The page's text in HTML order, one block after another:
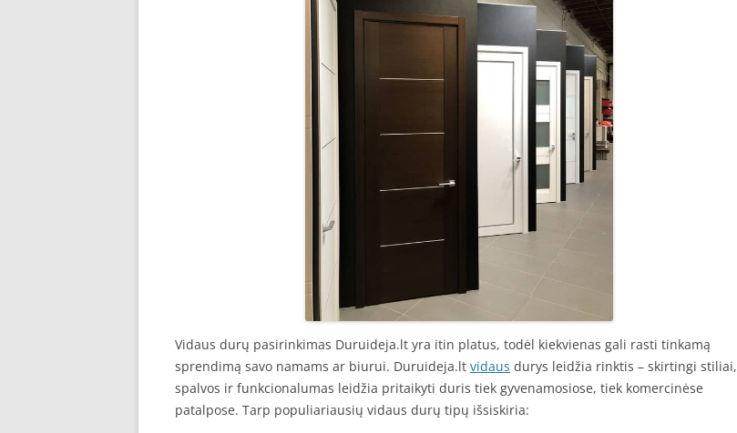
Vidaus durų pasirinkimas Duruideja.lt yra itin platus, todėl kiekvienas gali rasti tinkamą
sprendimą savo namams ar biurui. Duruideja.lt vidaus durys leidžia rinktis – skirtingi stiliai,
spalvos ir funkcionalumas leidžia pritaikyti duris tiek gyvenamosiose, tiek komercinėse
patalpose. Tarp populiariausių vidaus durų tipų išsiskiria: